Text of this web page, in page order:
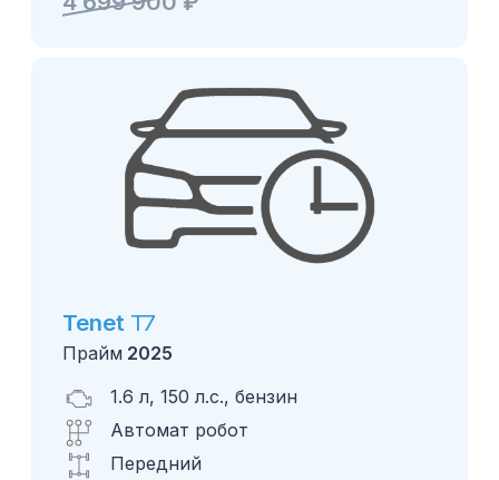
Tenet T7
Прайм 2025
1.6 л, 150 л.с., бензин
Автомат робот
Передний